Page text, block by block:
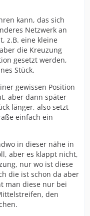
kann, das sich
Netzwerk an
z.B. eine kleine
die Kreuzung
gesetzt werden,
Stück.
gewissen Position
aber dann später
länger, also setzt
einfach ein
in dieser nähe in
aber es klappt nicht,
nur wo ist diese
die ist schon da aber
man diese nur bei
den